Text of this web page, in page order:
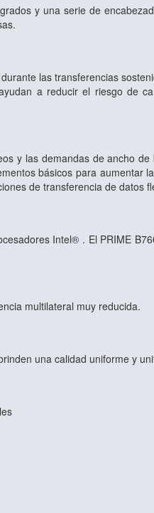
y una serie de
las transferencias
a reducir el riesgo de
y las demandas de ancho
básicos para aumentar
de transferencia de datos
Intel® . El PRIME
multilateral muy reducida.
una calidad uniforme y